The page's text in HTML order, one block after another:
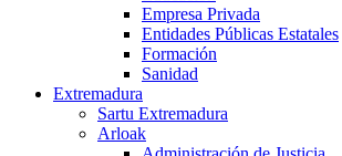
Empresa Privada
Entidades Públicas Estatales
Formación
Sanidad
Extremadura
Sartu Extremadura
Arloak